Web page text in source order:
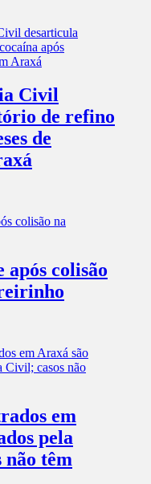
Civil
de refino
de
colisão
em
pela
têm